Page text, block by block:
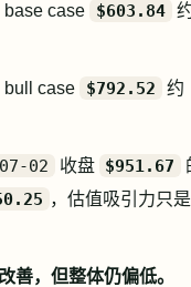
base case $603.84
bull case $792.52
约
02 收盘 $951.67
，估值吸引力只是
善，但整体仍偏低。